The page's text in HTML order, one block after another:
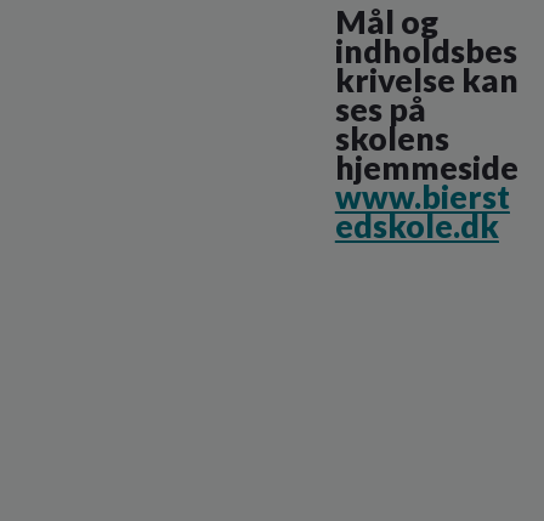
Mål og
indholdsbes
krivelse kan
ses på
skolens
hjemmeside
www.bierst
edskole.dk